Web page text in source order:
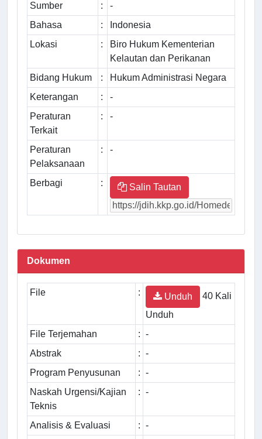
Sumber :
-
Bahasa
:
Indonesia
Lokasi
:
Biro Hukum Kementerian
Kelautan dan Perikanan
Bidang Hukum
:
Hukum Administrasi Negara
Keterangan
:
-
Peraturan
Terkait
: -
Peraturan
Pelaksanaan
: -
Berbagi : Salin Tautan
Dokumen
File : Unduh
40 Kali
Unduh
File Terjemahan
: -
Abstrak
: -
Program Penyusunan
: -
Naskah Urgensi/Kajian
Teknis
: -
Analisis & Evaluasi : -